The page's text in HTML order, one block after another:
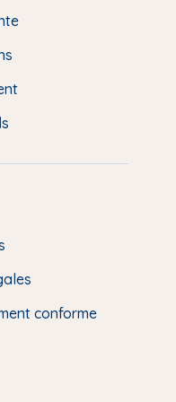
conforme